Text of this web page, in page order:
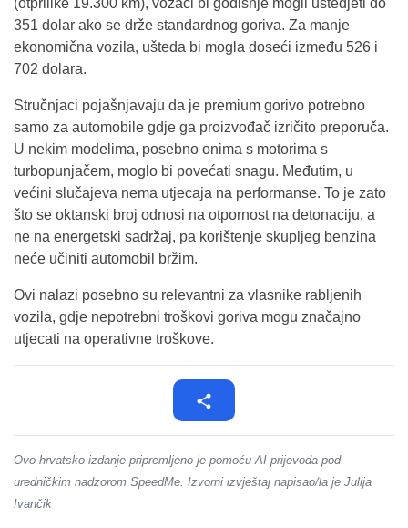
(otprilike 19.300 km), vozači bi godišnje mogli uštedjeti do
351 dolar ako se drže standardnog goriva. Za manje
ekonomična vozila, ušteda bi mogla doseći između 526 i
702 dolara.
Stručnjaci pojašnjavaju da je premium gorivo potrebno
samo za automobile gdje ga proizvođač izričito preporuča.
U nekim modelima, posebno onima s motorima s
turbopunjačem, moglo bi povećati snagu. Međutim, u
većini slučajeva nema utjecaja na performanse. To je zato
što se oktanski broj odnosi na otpornost na detonaciju, a
ne na energetski sadržaj, pa korištenje skupljeg benzina
neće učiniti automobil bržim.
Ovi nalazi posebno su relevantni za vlasnike rabljenih
vozila, gdje nepotrebni troškovi goriva mogu značajno
utjecati na operativne troškove.
Ovo hrvatsko izdanje pripremljeno je pomoću AI prijevoda pod
uredničkim nadzorom SpeedMe. Izvorni izvještaj napisao/la je Julija
Ivančik